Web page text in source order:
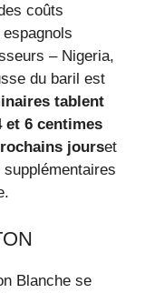
coûts
– Nigeria,
du baril est
tablent
et 6 centimes
jourset
Blanche se